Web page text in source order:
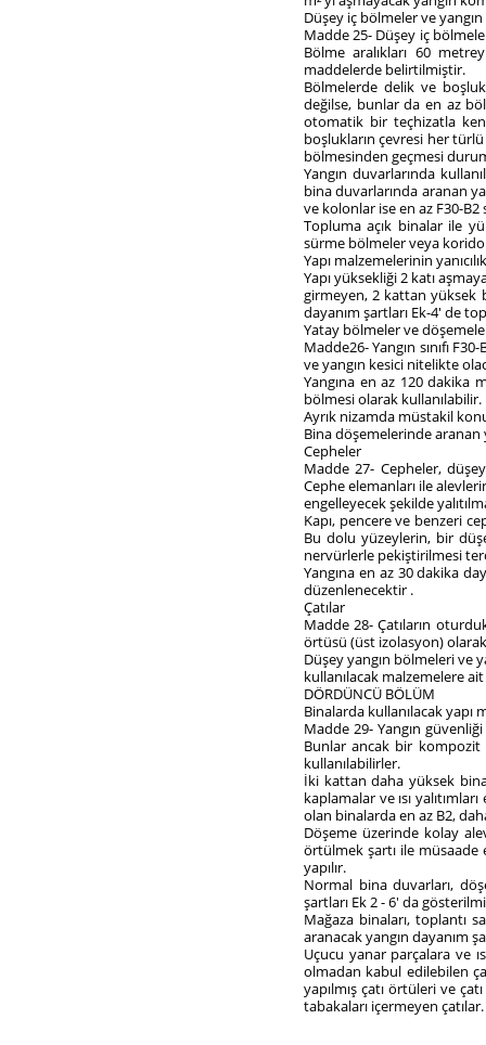
Düşey iç bölmeler ve
Madde 25- Düşey iç
Bölme aralıkları 60
maddelerde belirtilmiştir.
Bölmelerde delik ve
değilse, bunlar da en az
otomatik bir teçhizatla
boşlukların çevresi her türlü
bölmesinden geçmesi
Yangın duvarlarında
bina duvarlarında aranan
ve kolonlar ise en az F30-B2
Topluma açık binalar ile
sürme bölmeler veya
Yapı malzemelerinin
Yapı yüksekliği 2 katı
girmeyen, 2 kattan yüksek
dayanım şartları Ek-4' de
Yatay bölmeler ve
Madde26- Yangın sınıfı
ve yangın kesici nitelikte
Yangına en az 120 dakika
bölmesi olarak kullanılabilir.
Ayrık nizamda müstakil
Bina döşemelerinde aranan
Cepheler
Madde 27- Cepheler,
Cephe elemanları ile
engelleyecek şekilde
Kapı, pencere ve benzeri
Bu dolu yüzeylerin, bir
nervürlerle pekiştirilmesi
Yangına en az 30 dakika
düzenlenecektir .
Çatılar
Madde 28- Çatıların
örtüsü (üst izolasyon) olarak
Düşey yangın bölmeleri ve
kullanılacak malzemelere
DÖRDÜNCÜ BÖLÜM
Binalarda kullanılacak yapı
Madde 29- Yangın
Bunlar ancak bir kompozit
kullanılabilirler.
İki kattan daha yüksek
kaplamalar ve ısı
olan binalarda en az B2,
Döşeme üzerinde kolay
örtülmek şartı ile müsaade
yapılır.
Normal bina duvarları,
şartları Ek 2 - 6' da
Mağaza binaları, toplantı
aranacak yangın dayanım
Uçucu yanar parçalara ve
olmadan kabul edilebilen
yapılmış çatı örtüleri ve
tabakaları içermeyen çatılar.